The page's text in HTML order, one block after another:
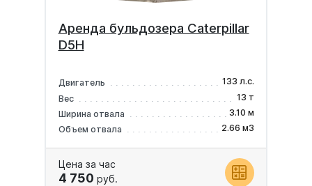
Аренда бульдозера Caterpillar
D5H
Двигатель
133 л.с.
Вес
13 т
Ширина отвала
3.10 м
Объем отвала
2.66 м3
Цена за час
4 750 руб.